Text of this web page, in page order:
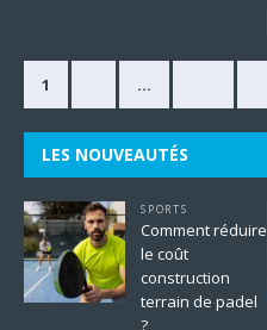
1 …
LES NOUVEAUTÉS
SPORTS
Comment réduire
le coût
construction
terrain de padel
?